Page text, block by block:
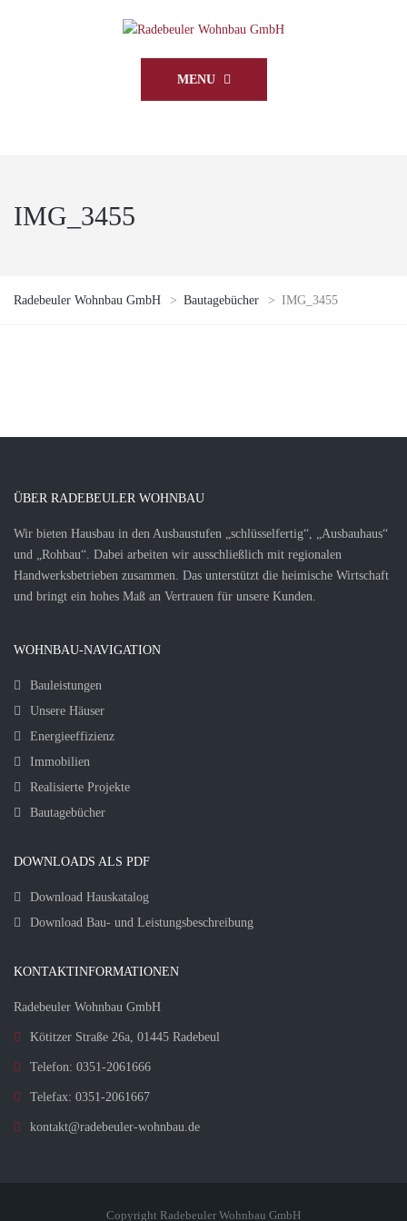
MENU
IMG_3455
Radebeuler Wohnbau GmbH > Bautagebücher > IMG_3455
ÜBER RADEBEULER WOHNBAU
Wir bieten Hausbau in den Ausbaustufen „schlüsselfertig“, „Ausbauhaus“
und „Rohbau“. Dabei arbeiten wir ausschließlich mit regionalen
Handwerksbetrieben zusammen. Das unterstützt die heimische Wirtschaft
und bringt ein hohes Maß an Vertrauen für unsere Kunden.
WOHNBAU-NAVIGATION
Bauleistungen
Unsere Häuser
Energieeffizienz
Immobilien
Realisierte Projekte
Bautagebücher
DOWNLOADS ALS PDF
Download Hauskatalog
Download Bau- und Leistungsbeschreibung
KONTAKTINFORMATIONEN
Radebeuler Wohnbau GmbH
Kötitzer Straße 26a, 01445 Radebeul
Telefon: 0351-2061666
Telefax: 0351-2061667
kontakt@radebeuler-wohnbau.de
Copyright Radebeuler Wohnbau GmbH